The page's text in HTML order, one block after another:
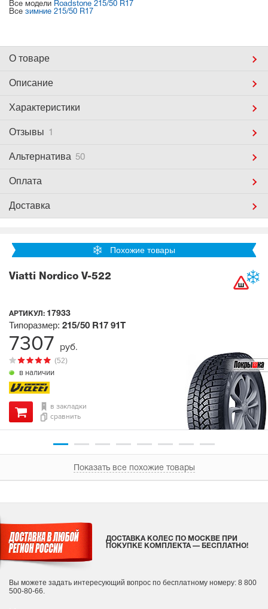
Все модели Roadstone 215/50 R17
Все зимние 215/50 R17
О товаре
Описание
Характеристики
Отзывы 1
Альтернатива 50
Оплата
Доставка
Похожие товары
Viatti Nordico V-522
АРТИКУЛ: 17933
в наличии
(52)
Типоразмер: 215/50 R17 91T
в закладки
сравнить
7307 руб.
Показать все похожие товары
ДОСТАВКА КОЛЕС ПО МОСКВЕ ПРИ
ПОКУПКЕ КОМПЛЕКТА — БЕСПЛАТНО!
Вы можете задать интересующий вопрос по бесплатному номеру: 8 800
500-80-66.